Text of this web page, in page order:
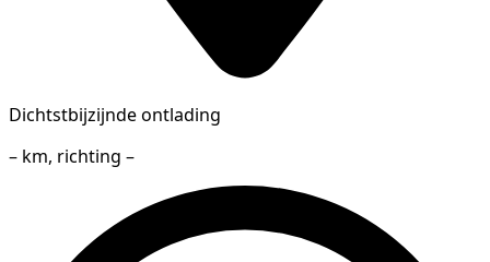
Dichtstbijzijnde ontlading
– km, richting –